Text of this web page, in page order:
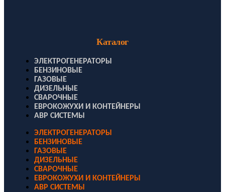
Каталог
ЭЛЕКТРОГЕНЕРАТОРЫ
БЕНЗИНОВЫЕ
ГАЗОВЫЕ
ДИЗЕЛЬНЫЕ
СВАРОЧНЫЕ
ЕВРОКОЖУХИ И КОНТЕЙНЕРЫ
АВР СИСТЕМЫ
ЭЛЕКТРОГЕНЕРАТОРЫ
БЕНЗИНОВЫЕ
ГАЗОВЫЕ
ДИЗЕЛЬНЫЕ
СВАРОЧНЫЕ
ЕВРОКОЖУХИ И КОНТЕЙНЕРЫ
АВР СИСТЕМЫ